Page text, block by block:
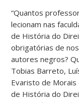
“Quantos
lecionam nas
de História do
obrigatórias de
autores negros?
Tobias Barreto,
Evaristo de Morais
de História do